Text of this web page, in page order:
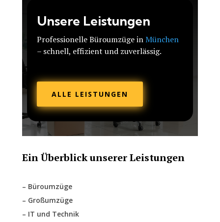
Unsere Leistungen
Professionelle Büroumzüge inMünchen
– schnell, effizient und zuverlässig.
ALLE LEISTUNGEN
Ein Überblick unserer Leistungen
– Büroumzüge
– Großumzüge
– IT und Technik